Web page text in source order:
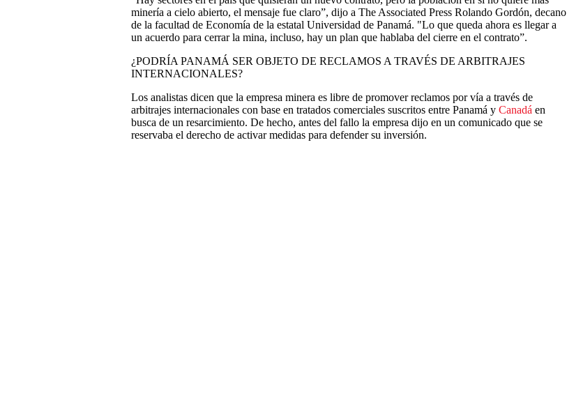
minería a cielo abierto, el mensaje fue claro”, dijo a The Associated Press Rolando Gordón, decano
de la facultad de Economía de la estatal Universidad de Panamá. "Lo que queda ahora es llegar a
un acuerdo para cerrar la mina, incluso, hay un plan que hablaba del cierre en el contrato”.
¿PODRÍA PANAMÁ SER OBJETO DE RECLAMOS A TRAVÉS DE ARBITRAJES
INTERNACIONALES?
Los analistas dicen que la empresa minera es libre de promover reclamos por vía a través de
arbitrajes internacionales con base en tratados comerciales suscritos entre Panamá y Canadá en
busca de un resarcimiento. De hecho, antes del fallo la empresa dijo en un comunicado que se
reservaba el derecho de activar medidas para defender su inversión.